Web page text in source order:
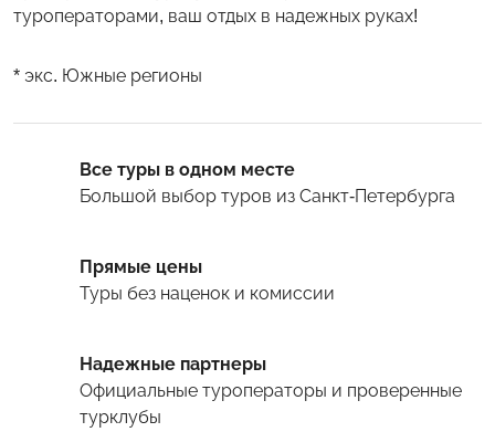
туроператорами, ваш отдых в надежных руках!
* экс. Южные регионы
Все туры в одном месте
Большой выбор туров из Санкт-Петербурга
Прямые цены
Туры без наценок и комиссии
Надежные партнеры
Официальные туроператоры и проверенные
турклубы